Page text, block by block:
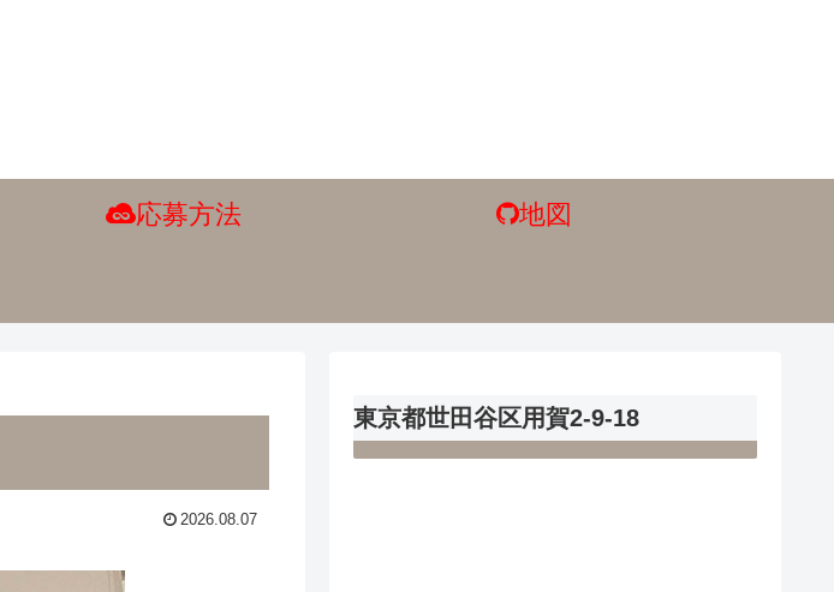
応募方法 地図
2026.08.07
東京都世田谷区用賀2-9-18